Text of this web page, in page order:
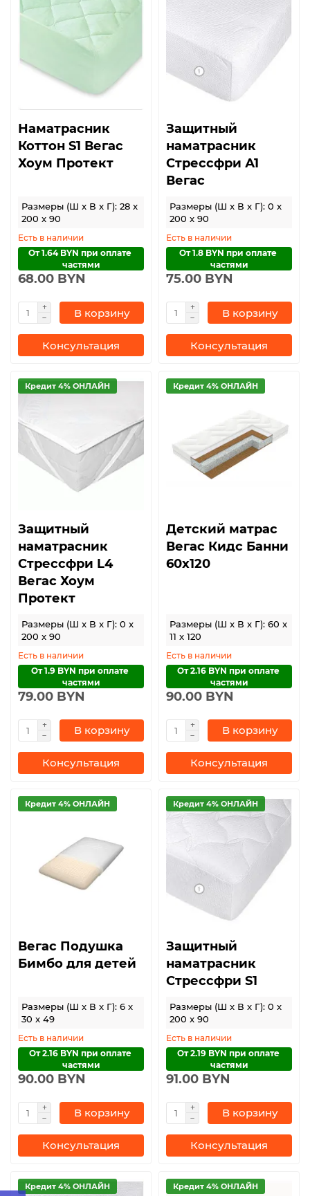
Наматрасник
Коттон S1 Вегас
Хоум Протект
Размеры (Ш x В x Г): 28 x
200 x 90
Есть в наличии
От 1.64 BYN при оплате
частями
68.00 BYN
В корзину
Консультация
Защитный
наматрасник
Стрессфри А1
Вегас
Размеры (Ш x В x Г): 0 x
200 x 90
Есть в наличии
От 1.8 BYN при оплате
частями
75.00 BYN
В корзину
Консультация
Кредит 4% ОНЛАЙН
Защитный
наматрасник
Стрессфри L4
Вегас Хоум
Протект
Размеры (Ш x В x Г): 0 x
200 x 90
Есть в наличии
От 1.9 BYN при оплате
частями
79.00 BYN
В корзину
Консультация
Кредит 4% ОНЛАЙН
Детский матрас
Вегас Кидс Банни
60x120
Размеры (Ш x В x Г): 60 x
11 x 120
Есть в наличии
От 2.16 BYN при оплате
частями
90.00 BYN
В корзину
Консультация
Кредит 4% ОНЛАЙН
Вегас Подушка
Бимбо для детей
Размеры (Ш x В x Г): 6 x
30 x 49
Есть в наличии
От 2.16 BYN при оплате
частями
90.00 BYN
В корзину
Консультация
Кредит 4% ОНЛАЙН
Защитный
наматрасник
Стрессфри S1
Размеры (Ш x В x Г): 0 x
200 x 90
Есть в наличии
От 2.19 BYN при оплате
частями
91.00 BYN
В корзину
Консультация
Кредит 4% ОНЛАЙН Кредит 4% ОНЛАЙН